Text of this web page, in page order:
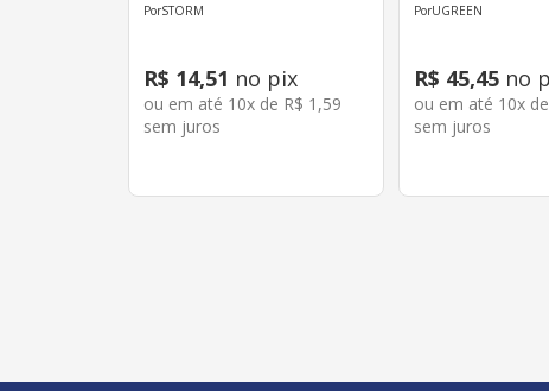
STORM
R$ 14,51 no pix
ou em até 10x de R$ 1 ,59
sem juros
UGREEN
R$ 45,45 no
ou em até 10x de
sem juros